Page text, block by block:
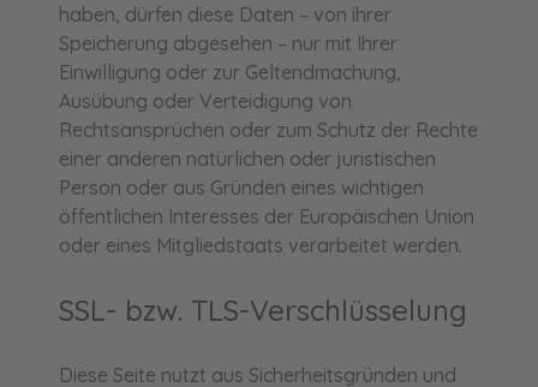
haben, dürfen diese Daten – von ihrer
Speicherung abgesehen – nur mit Ihrer
Einwilligung oder zur Geltendmachung,
Ausübung oder Verteidigung von
Rechtsansprüchen oder zum Schutz der Rechte
einer anderen natürlichen oder juristischen
Person oder aus Gründen eines wichtigen
öffentlichen Interesses der Europäischen Union
oder eines Mitgliedstaats verarbeitet werden.
SSL- bzw. TLS-Verschlüsselung
Diese Seite nutzt aus Sicherheitsgründen und